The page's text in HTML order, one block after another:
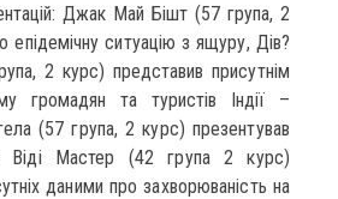
Джак Май Бішт (57 група, 2
епідемічну ситуацію з ящуру, Дів?
2 курс) представив присутнім
громадян та туристів Індії –
(57 група, 2 курс) презентував
Віді Мастер (42 група 2 курс)
даними про захворюваність на